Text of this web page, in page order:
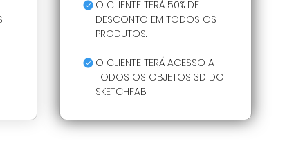
O CLIENTE TERÁ 50% DE
DESCONTO EM TODOS OS
PRODUTOS.
O CLIENTE TERÁ ACESSO A
TODOS OS OBJETOS 3D DO
SKETCHFAB.